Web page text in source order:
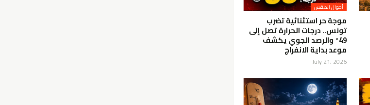
أحوال الطقس
موجة حر استثنائية تضرب
تونس.. درجات الحرارة تصل إلى
49° والرصد الجوي يكشف
موعد بداية الانفراج
July 21, 2026